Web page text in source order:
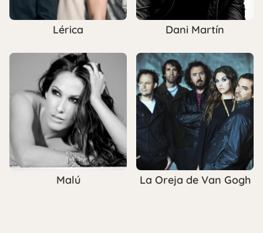
Lérica Dani Martín
Malú La Oreja de Van Gogh